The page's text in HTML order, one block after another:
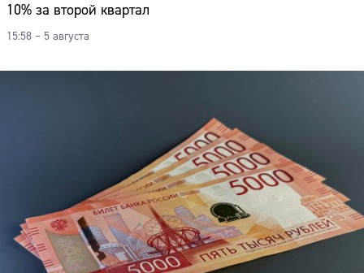
10% за второй квартал
15:58 – 5 августа